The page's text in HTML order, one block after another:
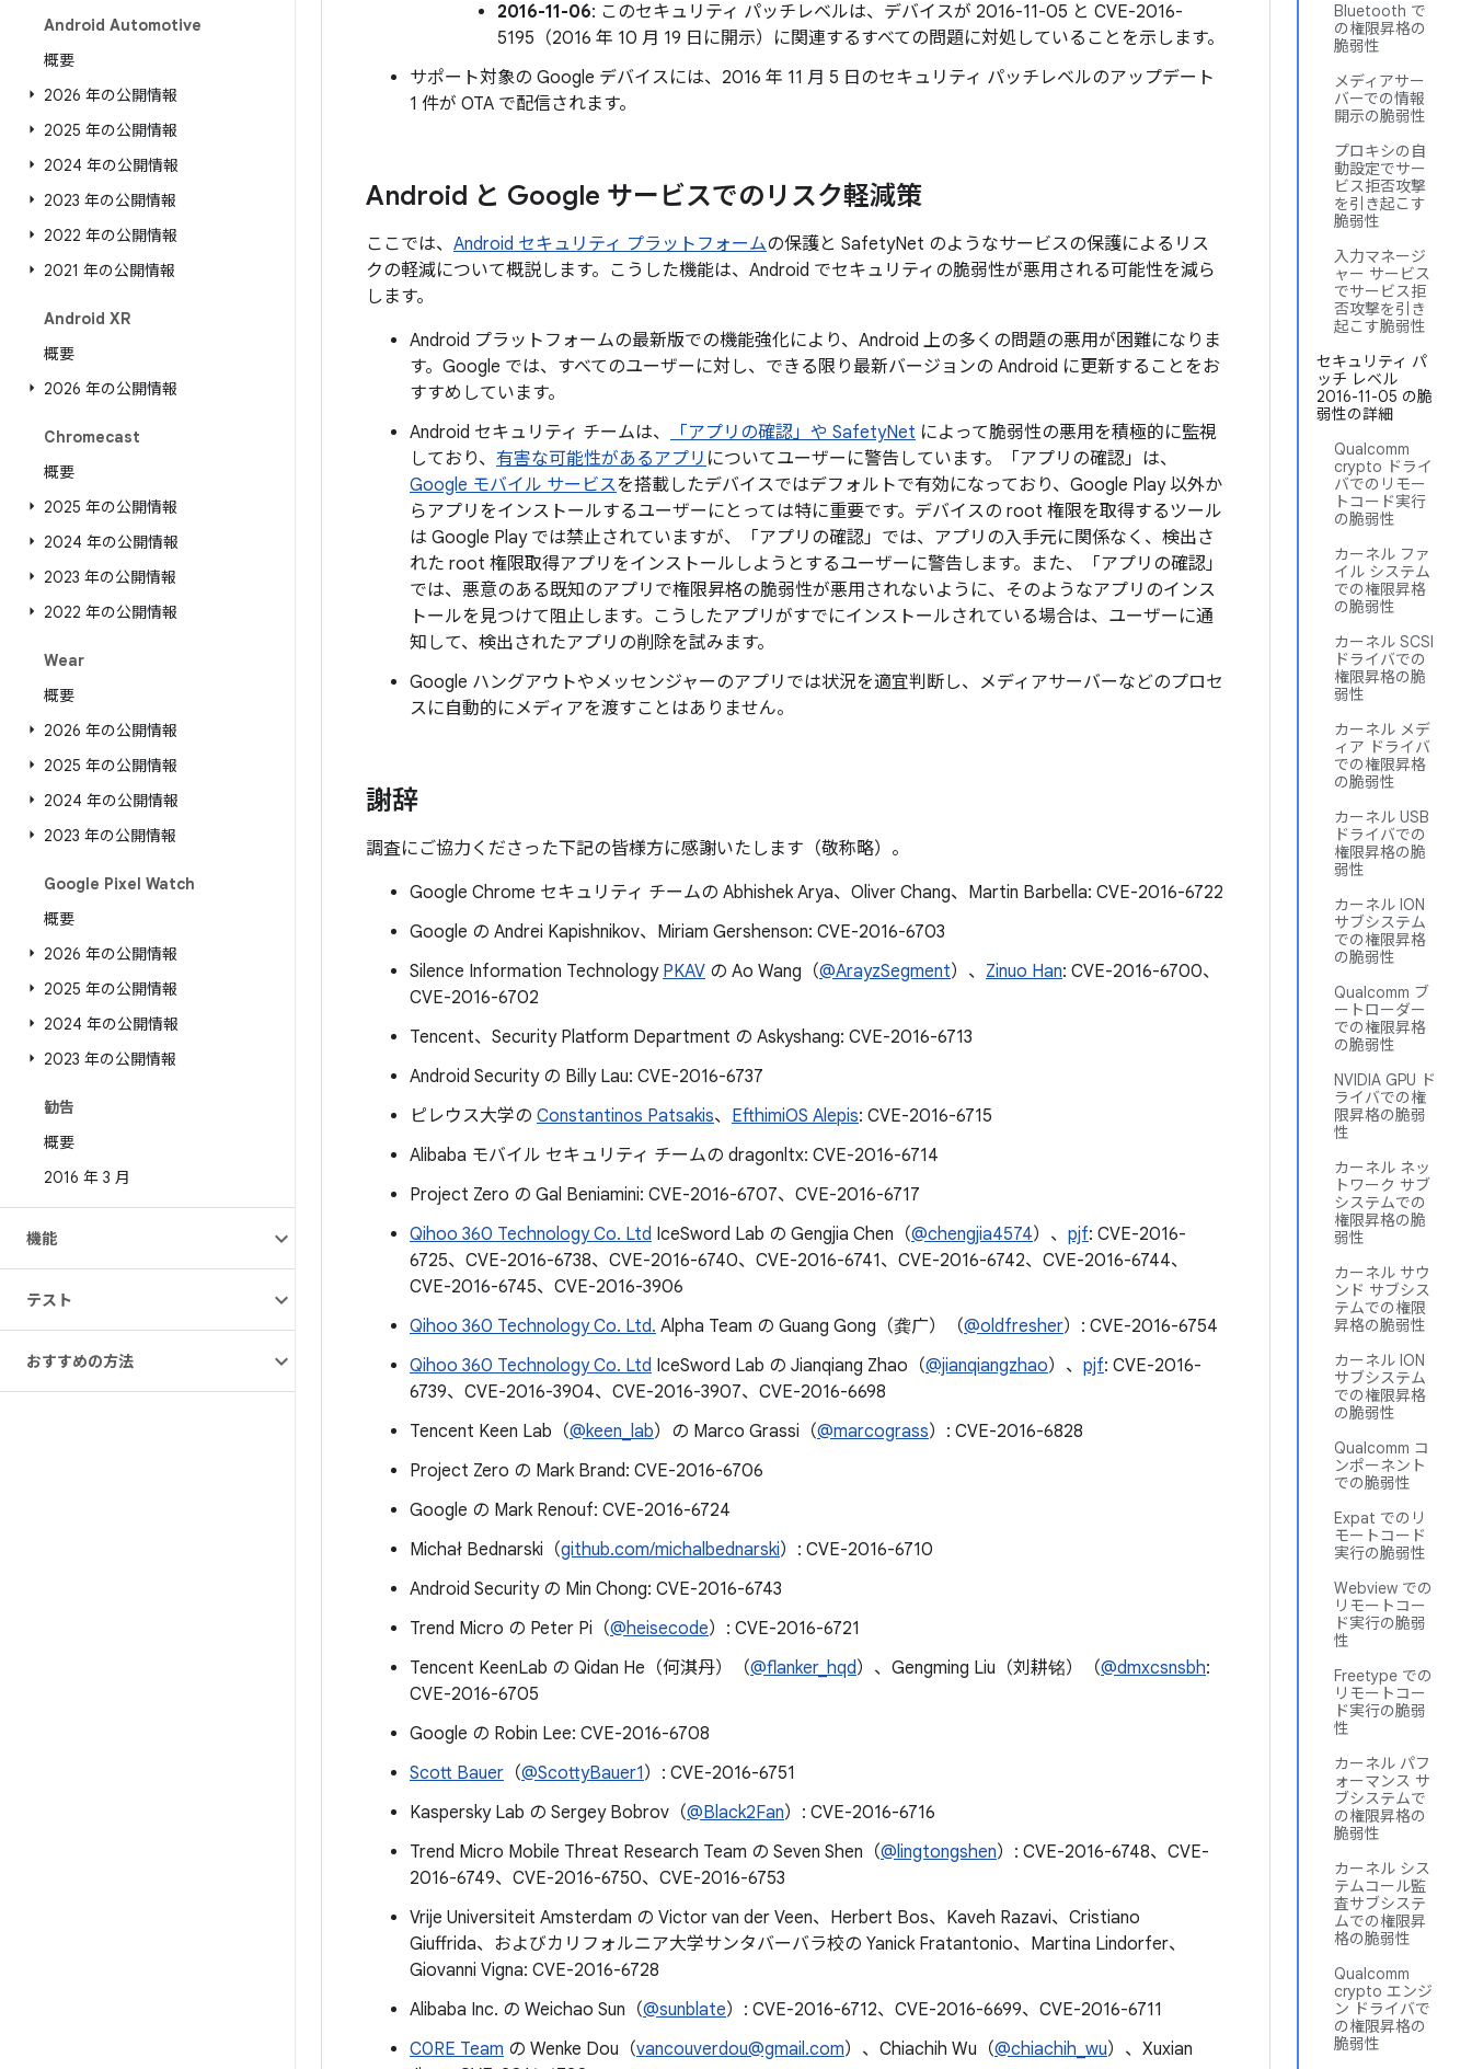
Android Automotive
概要
2026 年の公開情報
2025 年の公開情報
2024 年の公開情報
2023 年の公開情報
2022 年の公開情報
2021 年の公開情報
Android XR
概要
2026 年の公開情報
Chromecast
概要
2025 年の公開情報
2024 年の公開情報
2023 年の公開情報
2022 年の公開情報
Wear
概要
2026 年の公開情報
2025 年の公開情報
2024 年の公開情報
2023 年の公開情報
Google Pixel Watch
概要
2026 年の公開情報
2025 年の公開情報
2024 年の公開情報
2023 年の公開情報
勧告
概要
2016 年 3 月
機能
テスト
おすすめの方法
Bluetooth で
の権限昇格の
脆弱性
メディアサー
バーでの情報
開示の脆弱性
プロキシの自
動設定でサー
ビス拒否攻撃
を引き起こす
脆弱性
入力マネージ
ャー サービス
でサービス拒
否攻撃を引き
起こす脆弱性
セキュリティ パ
ッチ レベル
2016-11-05 の脆
弱性の詳細
Qualcomm
crypto ドライ
バでのリモー
トコード実行
の脆弱性
カーネル ファ
イル システム
での権限昇格
の脆弱性
カーネル SCSI
ドライバでの
権限昇格の脆
弱性
カーネル メデ
ィア ドライバ
での権限昇格
の脆弱性
カーネル USB
ドライバでの
権限昇格の脆
弱性
カーネル ION
サブシステム
での権限昇格
の脆弱性
Qualcomm ブ
ートローダー
での権限昇格
の脆弱性
NVIDIA GPU ド
ライバでの権
限昇格の脆弱
性
カーネル ネッ
トワーク サブ
システムでの
権限昇格の脆
弱性
カーネル サウ
ンド サブシス
テムでの権限
昇格の脆弱性
カーネル ION
サブシステム
での権限昇格
の脆弱性
Qualcomm コ
ンポーネント
での脆弱性
Expat でのリ
モートコード
実行の脆弱性
Webview での
リモートコー
ド実行の脆弱
性
Freetype での
リモートコー
ド実行の脆弱
性
カーネル パフ
ォーマンス サ
ブシステムで
の権限昇格の
脆弱性
カーネル シス
テムコール監
査サブシステ
ムでの権限昇
格の脆弱性
Qualcomm
crypto エンジ
ン ドライバで
の権限昇格の
脆弱性
2016-11-06: このセキュリティ パッチレベルは、デバイスが 2016-11-05 と CVE-2016-
5195（2016 年 10 月 19 日に開示）に関連するすべての問題に対処していることを示します。
サポート対象の Google デバイスには、2016 年 11 月 5 日のセキュリティ パッチレベルのアップデート
1 件が OTA で配信されます。
Android と Google サービスでのリスク軽減策
ここでは、 Android セキュリティ プラットフォームの保護と SafetyNet のようなサービスの保護によるリス
クの軽減について概説します。こうした機能は、Android でセキュリティの脆弱性が悪用される可能性を減ら
します。
Android プラットフォームの最新版での機能強化により、Android 上の多くの問題の悪用が困難になりま
す。Google では、すべてのユーザーに対し、できる限り最新バージョンの Android に更新することをお
すすめしています。
Android セキュリティ チームは、
「アプリの確認」や SafetyNet によって脆弱性の悪用を積極的に監視
しており、 有害な可能性があるアプリ についてユーザーに警告しています。「アプリの確認」は、
Google モバイル サービスを搭載したデバイスではデフォルトで有効になっており、Google Play 以外か
らアプリをインストールするユーザーにとっては特に重要です。デバイスの root 権限を取得するツール
は Google Play では禁止されていますが、「アプリの確認」では、アプリの入手元に関係なく、検出さ
れた root 権限取得アプリをインストールしようとするユーザーに警告します。また、「アプリの確認」
では、悪意のある既知のアプリで権限昇格の脆弱性が悪用されないように、そのようなアプリのインス
トールを見つけて阻止します。こうしたアプリがすでにインストールされている場合は、ユーザーに通
知して、検出されたアプリの削除を試みます。
Google ハングアウトやメッセンジャーのアプリでは状況を適宜判断し、メディアサーバーなどのプロセ
スに自動的にメディアを渡すことはありません。
謝辞
調査にご協力くださった下記の皆様方に感謝いたします（敬称略）。
Google Chrome セキュリティ チームの Abhishek Arya、Oliver Chang、Martin Barbella: CVE-2016-6722
Google の Andrei Kapishnikov、Miriam Gershenson: CVE-2016-6703
Silence Information Technology PKAV の Ao Wang（@ArayzSegment）、 Zinuo Han: CVE-2016-6700、
CVE-2016-6702
Tencent、Security Platform Department の Askyshang: CVE-2016-6713
Android Security の Billy Lau: CVE-2016-6737
ピレウス大学の Constantinos Patsakis、 EfthimiOS Alepis: CVE-2016-6715
Alibaba モバイル セキュリティ チームの dragonltx: CVE-2016-6714
Project Zero の Gal Beniamini: CVE-2016-6707、CVE-2016-6717
Qihoo 360 Technology Co. Ltd IceSword Lab の Gengjia Chen（@chengjia4574）、 pjf: CVE-2016-
6725、CVE-2016-6738、CVE-2016-6740、CVE-2016-6741、CVE-2016-6742、CVE-2016-6744、
CVE-2016-6745、CVE-2016-3906
Qihoo 360 Technology Co. Ltd. Alpha Team の Guang Gong（龚广）（@oldfresher）: CVE-2016-6754
Qihoo 360 Technology Co. Ltd IceSword Lab の Jianqiang Zhao（@jianqiangzhao）、 pjf: CVE-2016-
6739、CVE-2016-3904、CVE-2016-3907、CVE-2016-6698
Tencent Keen Lab（@keen_lab）の Marco Grassi（@marcograss）: CVE-2016-6828
Project Zero の Mark Brand: CVE-2016-6706
Google の Mark Renouf: CVE-2016-6724
Michał Bednarski（github.com/michalbednarski）: CVE-2016-6710
Android Security の Min Chong: CVE-2016-6743
Trend Micro の Peter Pi（@heisecode）: CVE-2016-6721
Tencent KeenLab の Qidan He（何淇丹）（@flanker_hqd）、Gengming Liu（刘耕铭）（@dmxcsnsbh:
CVE-2016-6705
Google の Robin Lee: CVE-2016-6708
Scott Bauer （@ScottyBauer1）: CVE-2016-6751
Kaspersky Lab の Sergey Bobrov（@Black2Fan）: CVE-2016-6716
Trend Micro Mobile Threat Research Team の Seven Shen（@lingtongshen）: CVE-2016-6748、CVE-
2016-6749、CVE-2016-6750、CVE-2016-6753
Vrije Universiteit Amsterdam の Victor van der Veen、Herbert Bos、Kaveh Razavi、Cristiano
Giuffrida、およびカリフォルニア大学サンタバーバラ校の Yanick Fratantonio、Martina Lindorfer、
Giovanni Vigna: CVE-2016-6728
Alibaba Inc. の Weichao Sun（@sunblate）: CVE-2016-6712、CVE-2016-6699、CVE-2016-6711
C0RE Team の Wenke Dou（vancouverdou@gmail.com）、Chiachih Wu（@chiachih_wu）、Xuxian